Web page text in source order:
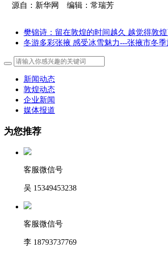
源自：新华网 编辑：常瑞芳
樊锦诗：留在敦煌的时间越久 越觉得敦
冬游多彩张掖 感受冰雪魅力---张掖市冬
新闻动态
敦煌动态
企业新闻
媒体报道
为您推荐
客服微信号
吴 15349453238
客服微信号
李 18793737769